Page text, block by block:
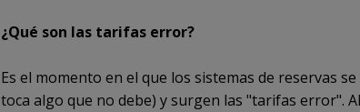
¿Qué son las tarifas error?
Es el momento en el que los sistemas de reservas
toca algo que no debe) y surgen las "tarifas error".